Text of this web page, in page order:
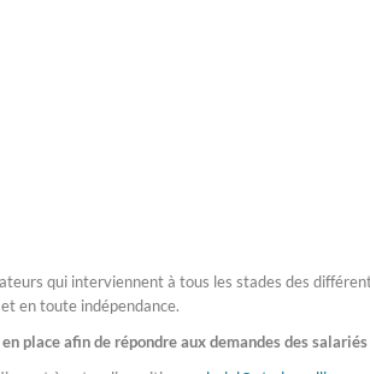
qui interviennent à tous les stades des
en toute indépendance.
place afin de répondre aux demandes des